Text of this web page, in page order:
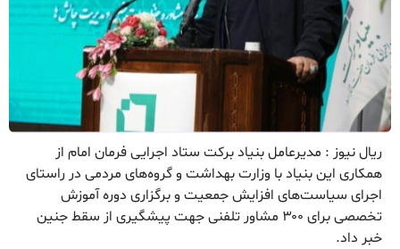
ریال نیوز : مدیرعامل بنیاد برکت ستاد اجرایی فرمان امام از
همکاری این بنیاد با وزارت بهداشت و گروه‌های مردمی در راستای
اجرای سیاست‌های افزایش جمعیت و برگزاری دوره آموزش
تخصصی برای ۳۰۰ مشاور تلفنی جهت پیشگیری از سقط جنین
خبر داد.